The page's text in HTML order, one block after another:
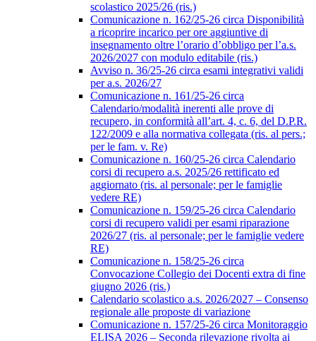
scolastico 2025/26 (ris.)
Comunicazione n. 162/25-26 circa Disponibilità
a ricoprire incarico per ore aggiuntive di
insegnamento oltre l’orario d’obbligo per l’a.s.
2026/2027 con modulo editabile (ris.)
Avviso n. 36/25-26 circa esami integrativi validi
per a.s. 2026/27
Comunicazione n. 161/25-26 circa
Calendario/modalità inerenti alle prove di
recupero, in conformità all’art. 4, c. 6, del D.P.R.
122/2009 e alla normativa collegata (ris. al pers.;
per le fam. v. Re)
Comunicazione n. 160/25-26 circa Calendario
corsi di recupero a.s. 2025/26 rettificato ed
aggiornato (ris. al personale; per le famiglie
vedere RE)
Comunicazione n. 159/25-26 circa Calendario
corsi di recupero validi per esami riparazione
2026/27 (ris. al personale; per le famiglie vedere
RE)
Comunicazione n. 158/25-26 circa
Convocazione Collegio dei Docenti extra di fine
giugno 2026 (ris.)
Calendario scolastico a.s. 2026/2027 – Consenso
regionale alle proposte di variazione
Comunicazione n. 157/25-26 circa Monitoraggio
ELISA 2026 – Seconda rilevazione rivolta ai